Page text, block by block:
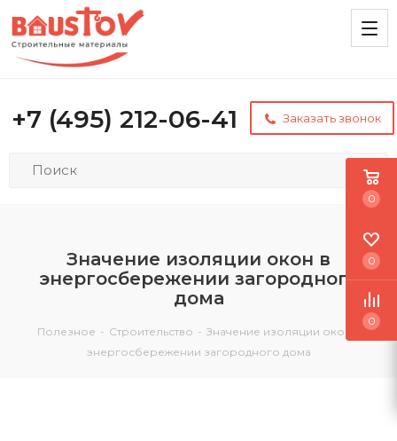
+7 (495) 212-06-41 Заказать звонок
Значение изоляции окон в
энергосбережении загородного
дома
Полезное - Строительство - Значение изоляции окон в
энергосбережении загородного дома
0
0
0